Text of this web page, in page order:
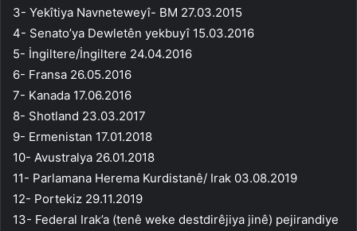
3- Yekîtiya Navneteweyî- BM 27.03.2015
4- Senato’ya Dewletên yekbuyî 15.03.2016
5- İngiltere/İngiltere 24.04.2016
6- Fransa 26.05.2016
7- Kanada 17.06.2016
8- Shotland 23.03.2017
9- Ermenistan 17.01.2018
10- Avustralya 26.01.2018
11- Parlamana Herema Kurdistanê/ Irak 03.08.2019
12- Portekiz 29.11.2019
13- Federal Irak’a (tenê weke destdirêjiya jinê) pejirandiye